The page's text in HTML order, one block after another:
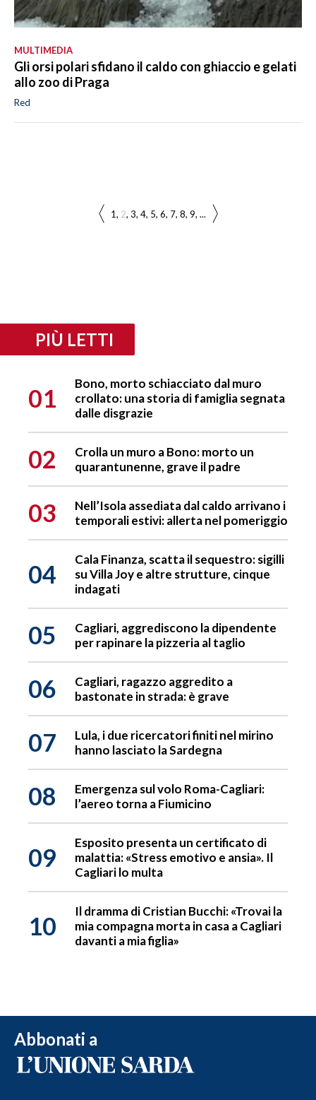
MULTIMEDIA
Gli orsi polari sfidano il caldo con ghiaccio e gelati
allo zoo di Praga
Red
1 2 3 4 5 6 7 8 9 ...
PIÙ LETTI
01
Bono, morto schiacciato dal muro
crollato: una storia di famiglia segnata
dalle disgrazie
02
Crolla un muro a Bono: morto un
quarantunenne, grave il padre
03
Nell’Isola assediata dal caldo arrivano i
temporali estivi: allerta nel pomeriggio
04
Cala Finanza, scatta il sequestro: sigilli
su Villa Joy e altre strutture, cinque
indagati
05
Cagliari, aggrediscono la dipendente
per rapinare la pizzeria al taglio
06
Cagliari, ragazzo aggredito a
bastonate in strada: è grave
07
Lula, i due ricercatori finiti nel mirino
hanno lasciato la Sardegna
08
Emergenza sul volo Roma-Cagliari:
l’aereo torna a Fiumicino
09
Esposito presenta un certificato di
malattia: «Stress emotivo e ansia». Il
Cagliari lo multa
10
Il dramma di Cristian Bucchi: «Trovai la
mia compagna morta in casa a Cagliari
davanti a mia figlia»
Abbonati a